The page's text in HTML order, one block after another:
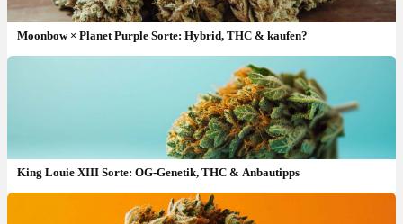
Moonbow × Planet Purple Sorte: Hybrid, THC & kaufen?
King Louie XIII Sorte: OG-Genetik, THC & Anbautipps